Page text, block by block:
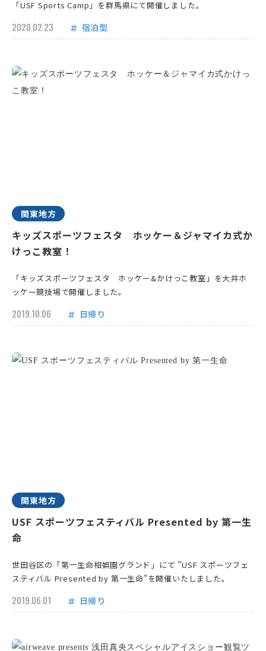
「USF Sports Camp」を群馬県にて開催しました。
2020.02.23 宿泊型
関東地方
キッズスポーツフェスタ ホッケー＆ジャマイカ式か
けっこ教室！
「キッズスポーツフェスタ ホッケー&かけっこ教室」を大井ホ
ッケー競技場で開催しました。
2019.10.06 日帰り
関東地方
USF スポーツフェスティバル Presented by 第一生
命
世田谷区の「第一生命相娯園グランド」にて "USF スポーツフェ
スティバル Presented by 第一生命"を開催いたしました。
2019.06.01 日帰り